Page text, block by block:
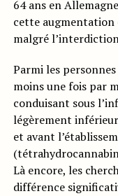
64 ans en
cette
malgré
Parmi les
moins une fois par
conduisant sous
légèrement
et avant
Là encore, les
différence